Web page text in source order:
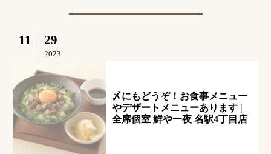
11 29
2023
〆にもどうぞ！お食事メニュー
やデザートメニューあります |
全席個室 鮮や一夜 名駅4丁目店